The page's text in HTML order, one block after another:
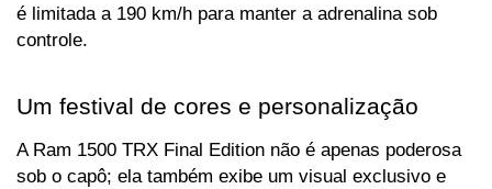
é limitada a 190 km/h para manter a adrenalina sob
controle.
Um festival de cores e personalização
A Ram 1500 TRX Final Edition não é apenas poderosa
sob o capô; ela também exibe um visual exclusivo e